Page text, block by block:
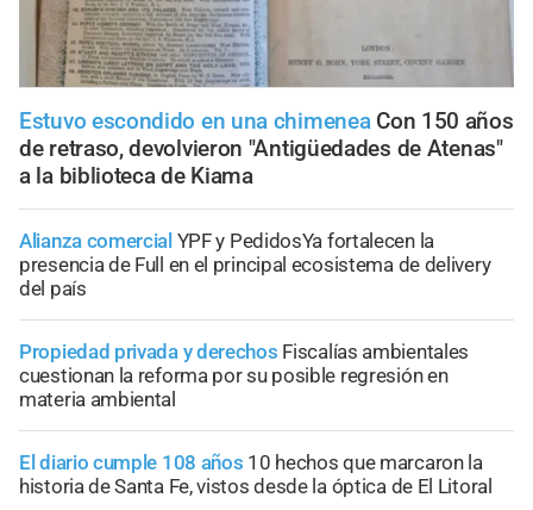
Estuvo escondido en una chimenea Con 150 años
de retraso, devolvieron "Antigüedades de Atenas"
a la biblioteca de Kiama
Alianza comercial YPF y PedidosYa fortalecen la
presencia de Full en el principal ecosistema de delivery
del país
Propiedad privada y derechos Fiscalías ambientales
cuestionan la reforma por su posible regresión en
materia ambiental
El diario cumple 108 años 10 hechos que marcaron la
historia de Santa Fe, vistos desde la óptica de El Litoral